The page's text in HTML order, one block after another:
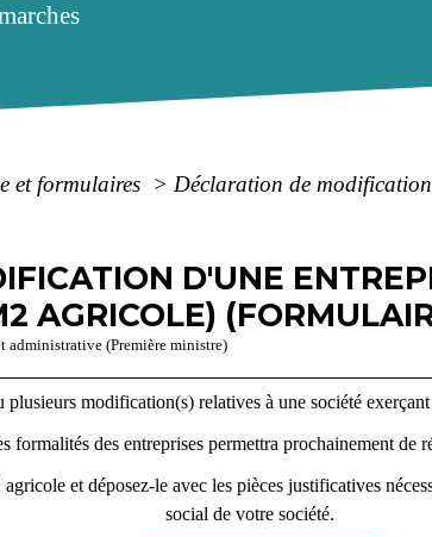
et formulaires > Déclaration de
D'UNE
AGRICOLE)
(Première ministre)
plusieurs modification(s) relatives à une société
formalités des entreprises permettra prochainement de
et déposez-le avec les pièces justificatives
social de votre société.